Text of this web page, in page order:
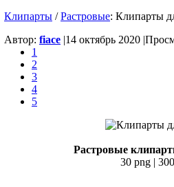
Клипарты /Растровые: Клипарты
Автор: fiace |14 октябрь 2020 |
1
2
3
4
5
Растровые
30 png |